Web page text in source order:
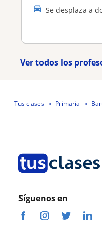
Se desplaza a
Ver todos los
Tus clases Primaria
Síguenos en